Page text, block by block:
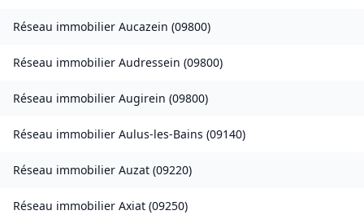
Réseau immobilier Aucazein (09800)
Réseau immobilier Audressein (09800)
Réseau immobilier Augirein (09800)
Réseau immobilier Aulus-les-Bains (09140)
Réseau immobilier Auzat (09220)
Réseau immobilier Axiat (09250)